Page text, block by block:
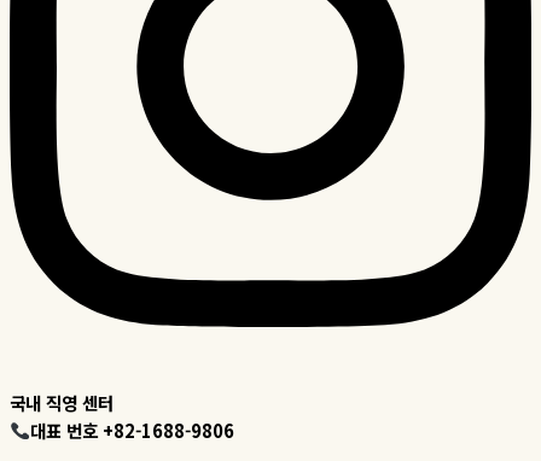
국내 직영 센터
대표 번호 +82-1688-9806